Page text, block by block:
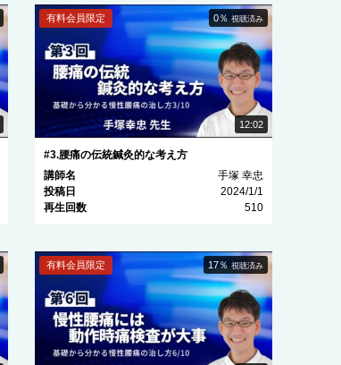
12:02
0％視聴済み
有料会員限定
#3.腰痛の伝統鍼灸的な考え方
講師名
手塚 幸忠
投稿日
2024/1/1
再生回数
510
17％視聴済み
有料会員限定